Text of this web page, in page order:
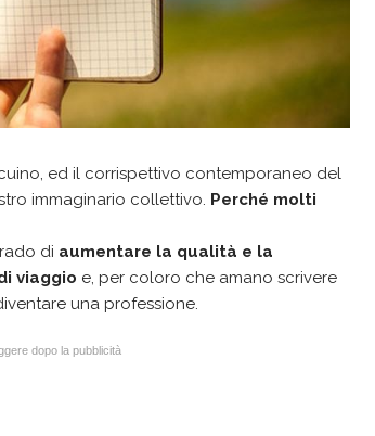
ed il corrispettivo contemporaneo del
immaginario collettivo. Perché molti
di aumentare la qualità e la
viaggio e, per coloro che amano scrivere
una professione.
dopo la pubblicità